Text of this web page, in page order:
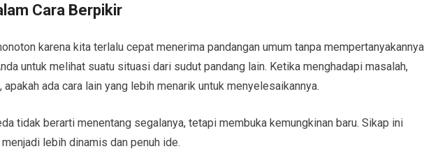
Cara Berpikir
karena kita terlalu cepat menerima pandangan umum tanpa
untuk melihat suatu situasi dari sudut pandang lain. Ketika menghadapi masalah,
ada cara lain yang lebih menarik untuk menyelesaikannya.
tidak berarti menentang segalanya, tetapi membuka kemungkinan baru. Sikap ini
lebih dinamis dan penuh ide.